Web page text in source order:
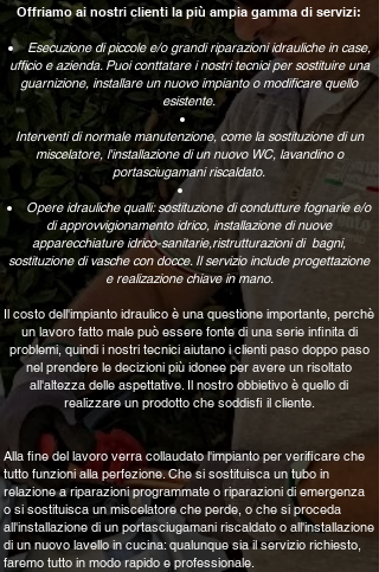
Offriamo ai nostri clienti la più ampia gamma di servizi:
Esecuzione di piccole e/o grandi riparazioni idrauliche in case,
ufficio e azienda. Puoi conttatare i nostri tecnici per sostituire una
guarnizione, installare un nuovo impianto o modificare quello
esistente.
Interventi di normale manutenzione, come la sostituzione di un
miscelatore, l'installazione di un nuovo WC, lavandino o
portasciugamani riscaldato.
Opere idrauliche qualli: sostituzione di condutture fognarie e/o
di approvvigionamento idrico, installazione di nuove
apparecchiature idrico-sanitarie,ristrutturazioni di bagni,
sostituzione di vasche con docce. Il servizio include progettazione
e realizazione chiave in mano.
Il costo dell'impianto idraulico è una questione importante, perchè
un lavoro fatto male può essere fonte di una serie infinita di
problemi, quindi i nostri tecnici aiutano i clienti paso doppo paso
nel prendere le decizioni più idonee per avere un risoltato
all'altezza delle aspettative. Il nostro obbietivo è quello di
realizzare un prodotto che soddisfi il cliente.
Alla fine del lavoro verra collaudato l'impianto per verificare che
tutto funzioni alla perfezione. Che si sostituisca un tubo in
relazione a riparazioni programmate o riparazioni di emergenza
o si sostituisca un miscelatore che perde, o che si proceda
all'installazione di un portasciugamani riscaldato o all'installazione
di un nuovo lavello in cucina: qualunque sia il servizio richiesto,
faremo tutto in modo rapido e professionale.